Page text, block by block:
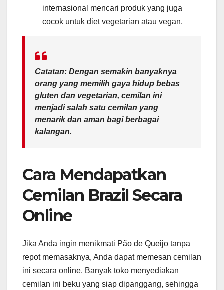
internasional mencari produk yang juga
cocok untuk diet vegetarian atau vegan.
Catatan: Dengan semakin banyaknya
orang yang memilih gaya hidup bebas
gluten dan vegetarian, cemilan ini
menjadi salah satu cemilan yang
menarik dan aman bagi berbagai
kalangan.
Cara Mendapatkan
Cemilan Brazil Secara
Online
Jika Anda ingin menikmati Pão de Queijo tanpa
repot memasaknya, Anda dapat memesan cemilan
ini secara online. Banyak toko menyediakan
cemilan ini beku yang siap dipanggang, sehingga